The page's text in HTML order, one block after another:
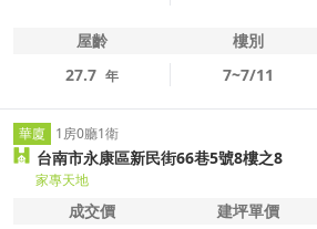
屋齡 樓別
27.7 年 7~7/11
華廈 1房0廳1衛
台南市永康區新民街66巷5號8樓之8
家專天地
成交價 建坪單價